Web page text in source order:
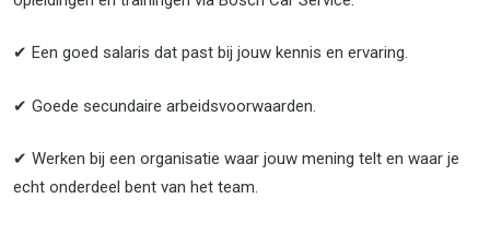
✔ Een goed salaris dat past bij jouw kennis en ervaring.
✔ Goede secundaire arbeidsvoorwaarden.
✔ Werken bij een organisatie waar jouw mening telt en waar je
echt onderdeel bent van het team.